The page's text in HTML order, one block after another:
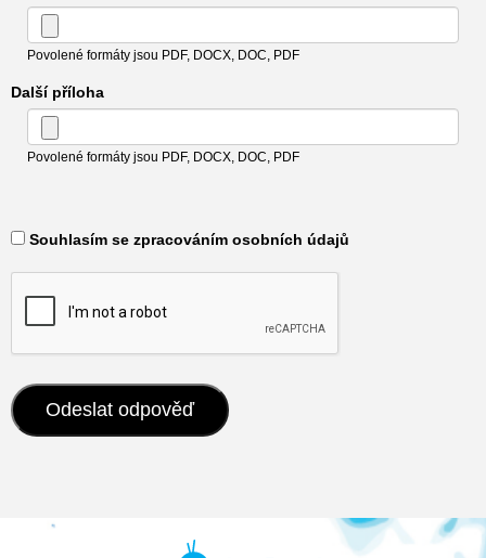
Povolené formáty jsou PDF, DOCX, DOC, PDF
Další příloha
Povolené formáty jsou PDF, DOCX, DOC, PDF
​ Souhlasím se zpracováním osobních údajů